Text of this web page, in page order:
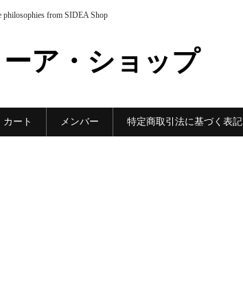
from SIDEA Shop
ア・ショップ
カート メンバー 特定商取引法に基づく表記